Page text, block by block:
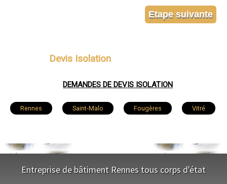
Devis Isolation
DEMANDES DE DEVIS ISOLATION
Rennes Saint-Malo Fougères Vitré
Betton Saint-Jacques-de-la-Lande Redon
Entreprise de bâtiment Rennes tous corps d'état